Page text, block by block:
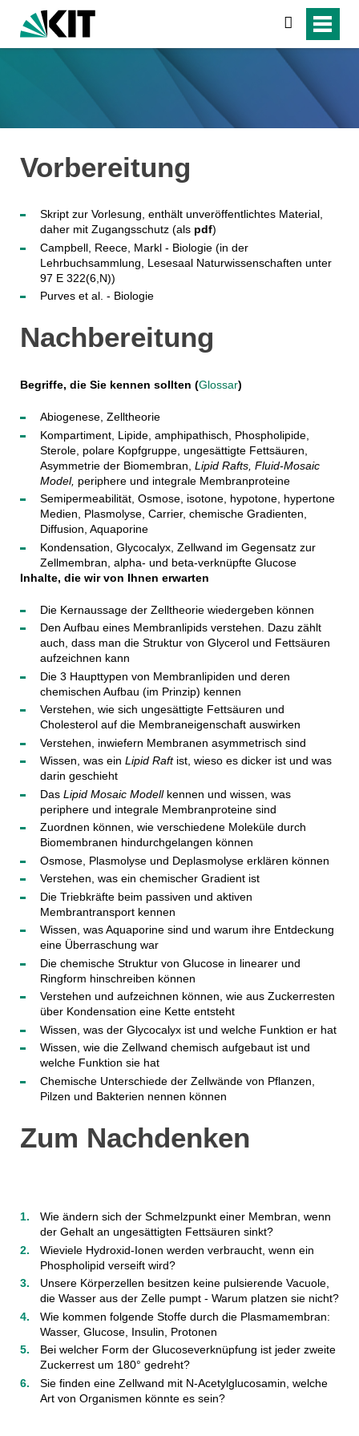
suchen
Vorbereitung
Skript zur Vorlesung, enthält unveröffentlichtes Material,
daher mit Zugangsschutz (als pdf)
Campbell, Reece, Markl - Biologie (in der
Lehrbuchsammlung, Lesesaal Naturwissenschaften unter
97 E 322(6,N))
Purves et al. - Biologie
Nachbereitung
Begriffe, die Sie kennen sollten (Glossar)
Abiogenese, Zelltheorie
Kompartiment, Lipide, amphipathisch, Phospholipide,
Sterole, polare Kopfgruppe, ungesättigte Fettsäuren,
Asymmetrie der Biomembran, Lipid Rafts, Fluid-Mosaic
Model, periphere und integrale Membranproteine
Semipermeabilität, Osmose, isotone, hypotone, hypertone
Medien, Plasmolyse, Carrier, chemische Gradienten,
Diffusion, Aquaporine
Kondensation, Glycocalyx, Zellwand im Gegensatz zur
Zellmembran, alpha- und beta-verknüpfte Glucose
Inhalte, die wir von Ihnen erwarten
Die Kernaussage der Zelltheorie wiedergeben können
Den Aufbau eines Membranlipids verstehen. Dazu zählt
auch, dass man die Struktur von Glycerol und Fettsäuren
aufzeichnen kann
Die 3 Haupttypen von Membranlipiden und deren
chemischen Aufbau (im Prinzip) kennen
Verstehen, wie sich ungesättigte Fettsäuren und
Cholesterol auf die Membraneigenschaft auswirken
Verstehen, inwiefern Membranen asymmetrisch sind
Wissen, was ein Lipid Raftist, wieso es dicker ist und was
darin geschieht
Das Lipid Mosaic Modell kennen und wissen, was
periphere und integrale Membranproteine sind
Zuordnen können, wie verschiedene Moleküle durch
Biomembranen hindurchgelangen können
Osmose, Plasmolyse und Deplasmolyse erklären können
Verstehen, was ein chemischer Gradient ist
Die Triebkräfte beim passiven und aktiven
Membrantransport kennen
Wissen, was Aquaporine sind und warum ihre Entdeckung
eine Überraschung war
Die chemische Struktur von Glucose in linearer und
Ringform hinschreiben können
Verstehen und aufzeichnen können, wie aus Zuckerresten
über Kondensation eine Kette entsteht
Wissen, was der Glycocalyx ist und welche Funktion er hat
Wissen, wie die Zellwand chemisch aufgebaut ist und
welche Funktion sie hat
Chemische Unterschiede der Zellwände von Pflanzen,
Pilzen und Bakterien nennen können
Zum Nachdenken
Wie ändern sich der Schmelzpunkt einer Membran, wenn
der Gehalt an ungesättigten Fettsäuren sinkt?
Wieviele Hydroxid-Ionen werden verbraucht, wenn ein
Phospholipid verseift wird?
Unsere Körperzellen besitzen keine pulsierende Vacuole,
die Wasser aus der Zelle pumpt - Warum platzen sie nicht?
Wie kommen folgende Stoffe durch die Plasmamembran:
Wasser, Glucose, Insulin, Protonen
Bei welcher Form der Glucoseverknüpfung ist jeder zweite
Zuckerrest um 180° gedreht?
Sie finden eine Zellwand mit N-Acetylglucosamin, welche
Art von Organismen könnte es sein?